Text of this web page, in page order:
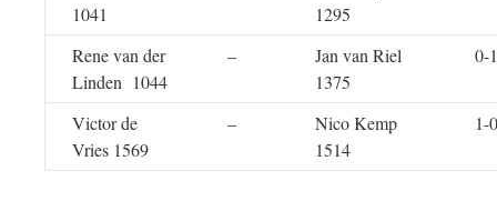
1041
1295
Rene van der
Linden 1044
–
Jan van Riel
1375
0-1
Victor de
Vries 1569
–
Nico Kemp
1514
1-0